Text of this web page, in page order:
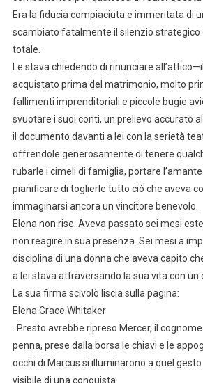
Era la fiducia compiaciuta e immeritata di
scambiato fatalmente il silenzio strategico
totale.
Le stava chiedendo di rinunciare
acquistato prima del matrimonio, molto
fallimenti imprenditoriali e piccole bugie
svuotare i suoi conti, un prelievo accurato
il documento davanti a lei con la serietà
offrendole generosamente di tenere
rubarle i cimeli di famiglia, portare
pianificare di toglierle tutto ciò che aveva
immaginarsi ancora un vincitore benevolo.
Elena non rise. Aveva passato sei mesi
non reagire in sua presenza. Sei mesi a
disciplina di una donna che aveva capito
a lei stava attraversando la sua vita con un
La sua firma scivolò liscia sulla pagina:
Elena Grace Whitaker
. Presto avrebbe ripreso Mercer, il
penna, prese dalla borsa le chiavi e le
occhi di Marcus si illuminarono a quel
visibile di una conquista.